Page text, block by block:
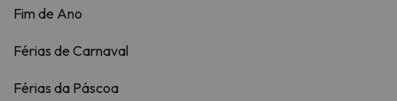
Fim de Ano
Férias de Carnaval
Férias da Páscoa